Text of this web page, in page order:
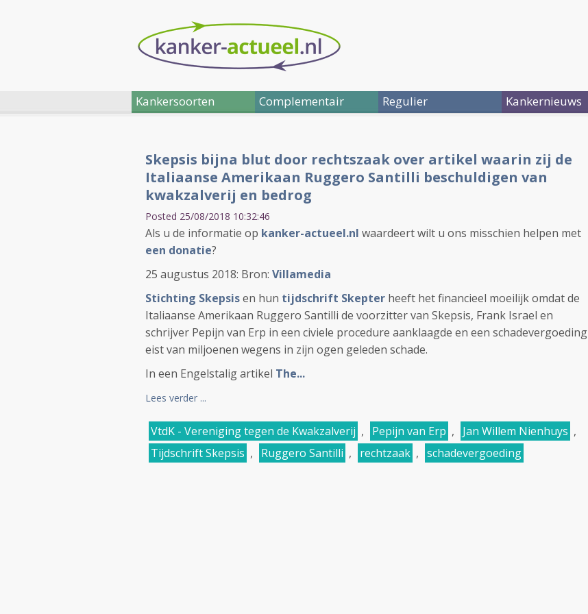
Kankersoorten Complementair Regulier Kankernieuws
Skepsis bijna blut door rechtszaak over artikel waarin zij de
Italiaanse Amerikaan Ruggero Santilli beschuldigen van
kwakzalverij en bedrog
Posted 25/08/2018 10:32:46
Als u de informatie op kanker-actueel.nl waardeert wilt u ons misschien helpen met
een donatie?
25 augustus 2018: Bron: Villamedia
Stichting Skepsisen hun tijdschrift Skepter heeft het financieel moeilijk omdat de
Italiaanse Amerikaan Ruggero Santilli de voorzitter van Skepsis, Frank Israel en
schrijver Pepijn van Erp in een civiele procedure aanklaagde en een schadevergoeding
eist van miljoenen wegens in zijn ogen geleden schade.
In een Engelstalig artikel The...
Lees verder ...
VtdK - Vereniging tegen de Kwakzalverij , Pepijn van Erp , Jan Willem Nienhuys ,
Tijdschrift Skepsis , Ruggero Santilli , rechtzaak , schadevergoeding